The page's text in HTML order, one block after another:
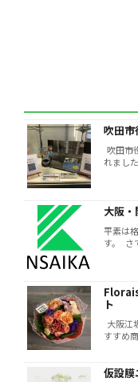
吹田市
吹田市
れまし
大阪
平素は
す。 さ
ト
大阪江
すすめ
仮設膜